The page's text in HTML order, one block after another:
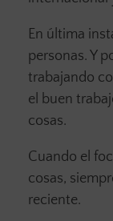
En última
personas. Y
trabajando
el buen
cosas.
Cuando el
cosas,
reciente.